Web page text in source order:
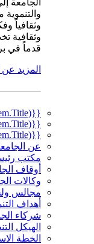
والتنموية
وثقافياً
وثقافية
قدماً في
المزيد
{{mmc.getCurrentTranslation(item.Title)}}
{{mmc.getCurrentTranslation(item.Title)}}
{{mmc.getCurrentTranslation(item.Title)}}
عن
مكتب
أوقاف
وكالات
مجالس
أهداف
شركاء
الهيكل
الخطة